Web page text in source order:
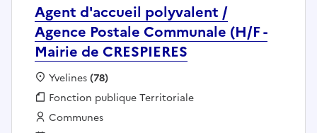
Agent d'accueil polyvalent /
Agence Postale Communale (H/F -
Mairie de CRESPIERES
Localisation :
Yvelines(78)
Fonction publique :
Fonction publique Territoriale
Employeur :
Communes